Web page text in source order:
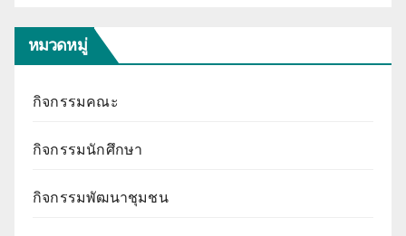
หมวดหมู่
กิจกรรมคณะ
กิจกรรมนักศึกษา
กิจกรรมพัฒนาชุมชน